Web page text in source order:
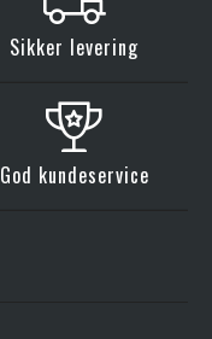
Sikker levering
God kundeservice